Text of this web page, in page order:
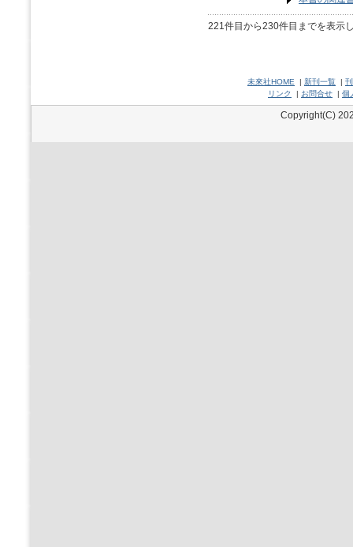
221件目から230件目までを表示
未來社HOME | 新刊一覧 |
リンク
| お問合せ | 個
Copyright(C)